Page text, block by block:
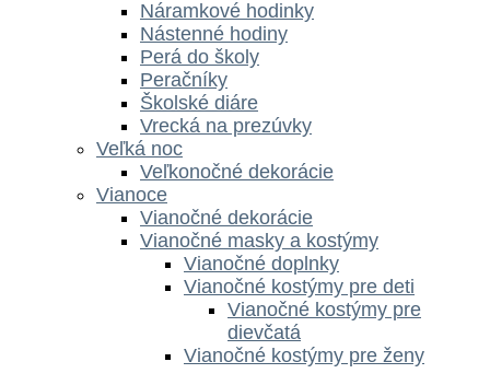
Náramkové hodinky
Nástenné hodiny
Perá do školy
Peračníky
Školské diáre
Vrecká na prezúvky
Veľká noc
Veľkonočné dekorácie
Vianoce
Vianočné dekorácie
Vianočné masky a kostýmy
Vianočné doplnky
Vianočné kostýmy pre deti
Vianočné kostýmy pre
dievčatá
Vianočné kostýmy pre ženy